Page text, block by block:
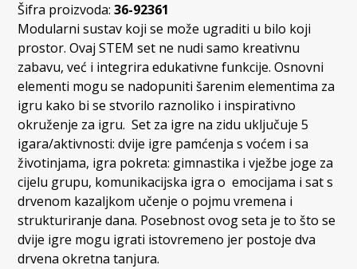
Šifra proizvoda:36-92361
Modularni sustav koji se može ugraditi u bilo koji
prostor. Ovaj STEM set ne nudi samo kreativnu
zabavu, već i integrira edukativne funkcije. Osnovni
elementi mogu se nadopuniti šarenim elementima za
igru ​​kako bi se stvorilo raznoliko i inspirativno
okruženje za igru. Set za igre na zidu uključuje 5
igara/aktivnosti: dvije igre pamćenja s voćem i sa
životinjama, igra pokreta: gimnastika i vježbe joge za
cijelu grupu, komunikacijska igra o emocijama i sat s
drvenom kazaljkom učenje o pojmu vremena i
strukturiranje dana. Posebnost ovog seta je to što se
dvije igre mogu igrati istovremeno jer postoje dva
drvena okretna tanjura.